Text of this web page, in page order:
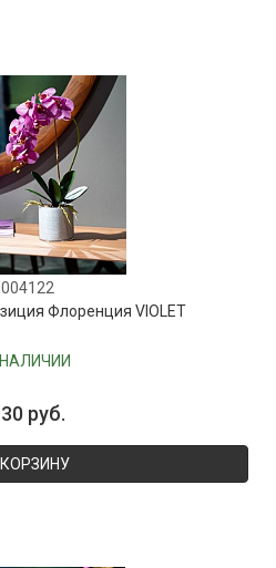
004122
Флоренция VIOLET
руб.
КОРЗИНУ